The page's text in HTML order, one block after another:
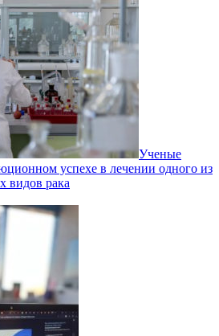
Ученые
успехе в лечении одного из
видов рака